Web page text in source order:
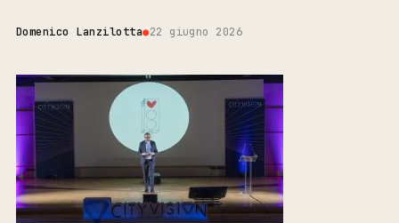
Domenico Lanzilotta●22 giugno 2026